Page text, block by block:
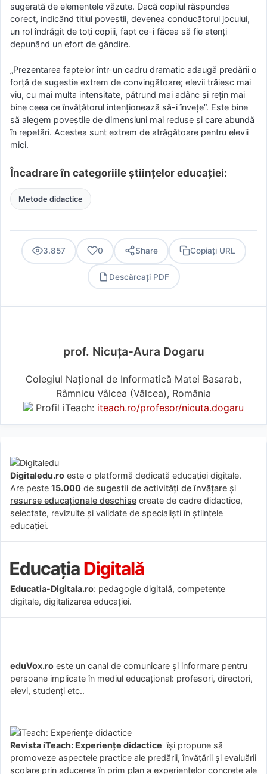
sugerată de elementele văzute. Dacă copilul răspundea
corect, indicând titlul poveştii, devenea conducătorul jocului,
un rol îndrăgit de toţi copiii, fapt ce-i făcea să fie atenţi
depunând un efort de gândire.
„Prezentarea faptelor într-un cadru dramatic adaugă predării o
forţă de sugestie extrem de convingătoare; elevii trăiesc mai
viu, cu mai multa intensitate, pătrund mai adânc şi reţin mai
bine ceea ce învăţătorul intenţionează să-i înveţe”. Este bine
să alegem poveştile de dimensiuni mai reduse şi care abundă
în repetări. Acestea sunt extrem de atrăgătoare pentru elevii
mici.
Încadrare în categoriile științelor educației:
Metode didactice
3.857 0 Share Copiați URL
Descărcați PDF
prof. Nicuța-Aura Dogaru
Colegiul Național de Informatică Matei Basarab,
Râmnicu Vâlcea (Vâlcea), România
Profil iTeach: iteach.ro/profesor/nicuta.dogaru
Digitaledu.ro este o platformă dedicată educației digitale.
Are peste 15.000 de sugestii de activități de învățare și
resurse educaționale deschise create de cadre didactice,
selectate, revizuite și validate de specialiști în științele
educației.
Educatia-Digitala.ro: pedagogie digitală, competențe
digitale, digitalizarea educației.
eduVox.ro este un canal de comunicare și informare pentru
persoane implicate în mediul educațional: profesori, directori,
elevi, studenți etc..
Revista iTeach: Experienţe didactice îşi propune să
promoveze aspectele practice ale predării, învăţării şi evaluării
şcolare prin aducerea în prim plan a experienţelor concrete ale